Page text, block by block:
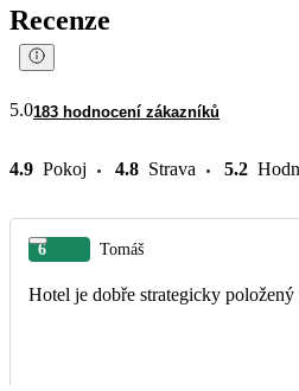
Recenze
5.0183 hodnocení zákazníků
4.9 Pokoj 4.8 Strava 5.2
6 Tomáš
Hotel je dobře strategicky